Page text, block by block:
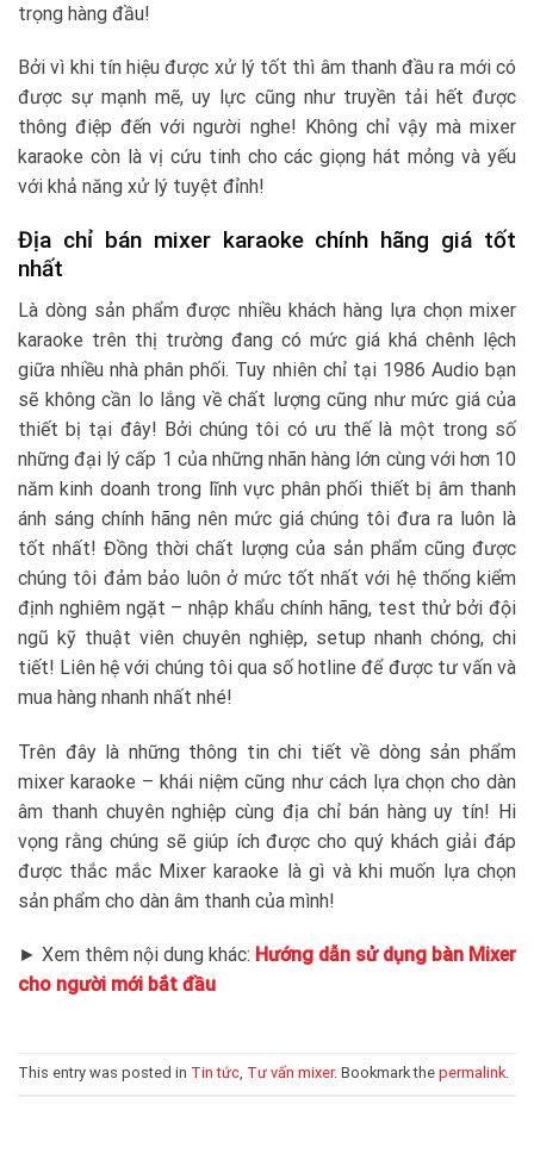
trọng hàng đầu!
Bởi vì khi tín hiệu được xử lý tốt thì âm thanh đầu ra mới có
được sự mạnh mẽ, uy lực cũng như truyền tải hết được
thông điệp đến với người nghe! Không chỉ vậy mà mixer
karaoke còn là vị cứu tinh cho các giọng hát mỏng và yếu
với khả năng xử lý tuyệt đỉnh!
Địa chỉ bán mixer karaoke chính hãng giá tốt
nhất
Là dòng sản phẩm được nhiều khách hàng lựa chọn mixer
karaoke trên thị trường đang có mức giá khá chênh lệch
giữa nhiều nhà phân phối. Tuy nhiên chỉ tại 1986 Audio bạn
sẽ không cần lo lắng về chất lượng cũng như mức giá của
thiết bị tại đây! Bởi chúng tôi có ưu thế là một trong số
những đại lý cấp 1 của những nhãn hàng lớn cùng với hơn 10
năm kinh doanh trong lĩnh vực phân phối thiết bị âm thanh
ánh sáng chính hãng nên mức giá chúng tôi đưa ra luôn là
tốt nhất! Đồng thời chất lượng của sản phẩm cũng được
chúng tôi đảm bảo luôn ở mức tốt nhất với hệ thống kiểm
định nghiêm ngặt – nhập khẩu chính hãng, test thử bởi đội
ngũ kỹ thuật viên chuyên nghiệp, setup nhanh chóng, chi
tiết! Liên hệ với chúng tôi qua số hotline để được tư vấn và
mua hàng nhanh nhất nhé!
Trên đây là những thông tin chi tiết về dòng sản phẩm
mixer karaoke – khái niệm cũng như cách lựa chọn cho dàn
âm thanh chuyên nghiệp cùng địa chỉ bán hàng uy tín! Hi
vọng rằng chúng sẽ giúp ích được cho quý khách giải đáp
được thắc mắc Mixer karaoke là gì và khi muốn lựa chọn
sản phẩm cho dàn âm thanh của mình!
► Xem thêm nội dung khác: Hướng dẫn sử dụng bàn Mixer
cho người mới bắt đầu
This entry was posted in Tin tức, Tư vấn mixer. Bookmark the permalink.